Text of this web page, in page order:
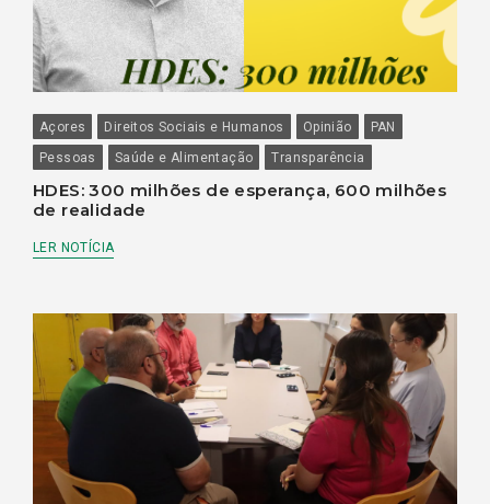
Açores Direitos Sociais e Humanos Opinião
PAN
Pessoas
Saúde e Alimentação Transparência
HDES: 300 milhões de esperança, 600 milhões
de realidade
LER NOTÍCIA